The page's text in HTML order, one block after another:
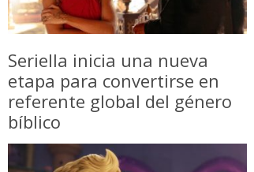
Seriella inicia una nueva
etapa para convertirse en
referente global del género
bíblico